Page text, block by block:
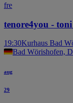
fre
tenore4you -
19:30Kurhaus Bad
Bad Wörishofen,
aug
29